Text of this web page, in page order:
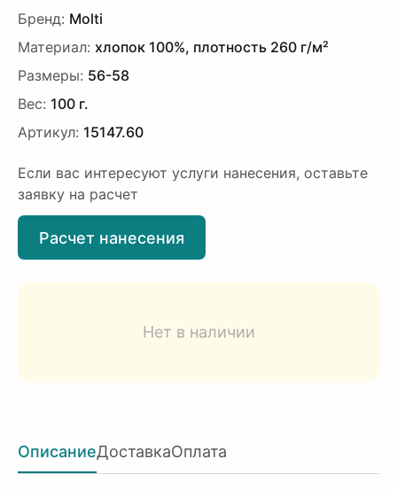
Бренд: Molti
Материал: хлопок 100%, плотность 260 г/м²
Размеры: 56-58
Вес: 100 г.
Артикул: 15147.60
Если вас интересуют услуги нанесения, оставьте
заявку на расчет
Расчет нанесения
Нет в наличии
ОписаниеДоставкаОплата